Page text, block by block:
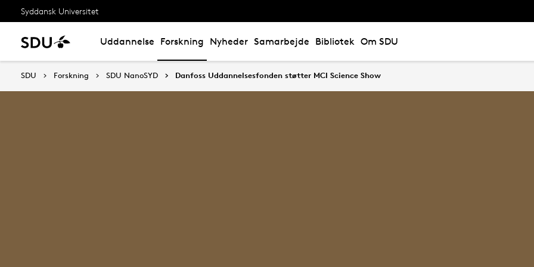
Syddansk Universitet
Uddannelse Forskning Nyheder Samarbejde Bibliotek Om SDU
SDU Forskning SDU NanoSYD Danfoss Uddannelsesfonden støtter MCI Science Show